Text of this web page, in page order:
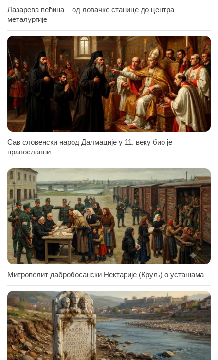
Лазарева пећина – од ловачке станице до центра
металургије
Сав словенски народ Далмације у 11. веку био је
православни
Митрополит дабробосански Нектарије (Круљ) о усташама